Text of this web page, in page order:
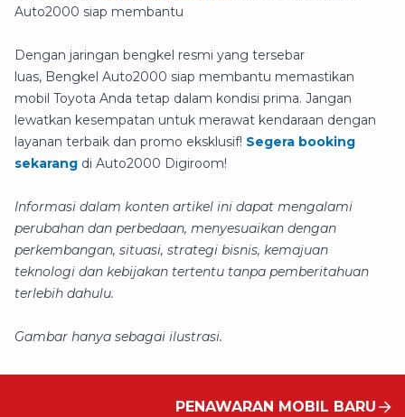
Auto2000 siap membantu
Dengan jaringan bengkel resmi yang tersebar
luas, Bengkel Auto2000 siap membantu memastikan
mobil Toyota Anda tetap dalam kondisi prima. Jangan
lewatkan kesempatan untuk merawat kendaraan dengan
layanan terbaik dan promo eksklusif! Segera booking
sekarang di Auto2000 Digiroom!
Informasi dalam konten artikel ini dapat mengalami
perubahan dan perbedaan, menyesuaikan dengan
perkembangan, situasi, strategi bisnis, kemajuan
teknologi dan kebijakan tertentu tanpa pemberitahuan
terlebih dahulu.
Gambar hanya sebagai ilustrasi.
PENAWARAN MOBIL BARU